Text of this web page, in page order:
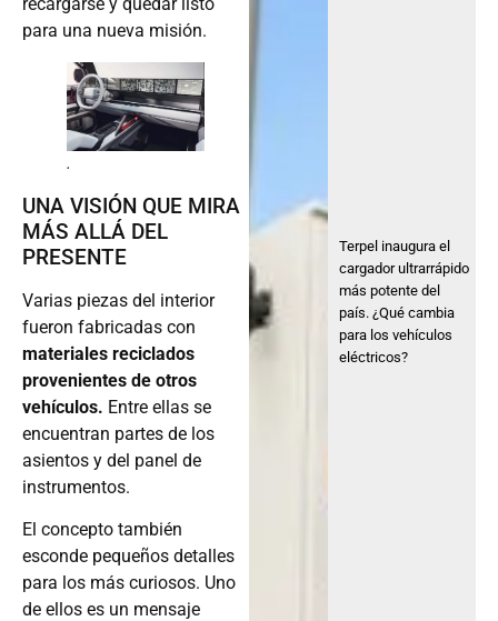
para una nueva misión.
.
UNA VISIÓN QUE MIRA
MÁS ALLÁ DEL
PRESENTE
Varias piezas del interior
fueron fabricadas con
materiales reciclados
provenientes de otros
vehículos. Entre ellas se
encuentran partes de los
asientos y del panel de
instrumentos.
El concepto también
esconde pequeños detalles
para los más curiosos. Uno
de ellos es un mensaje
Terpel inaugura el
cargador ultrarrápido
más potente del
país. ¿Qué cambia
para los vehículos
eléctricos?